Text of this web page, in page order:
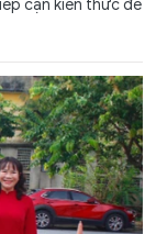
cận kiến thức để